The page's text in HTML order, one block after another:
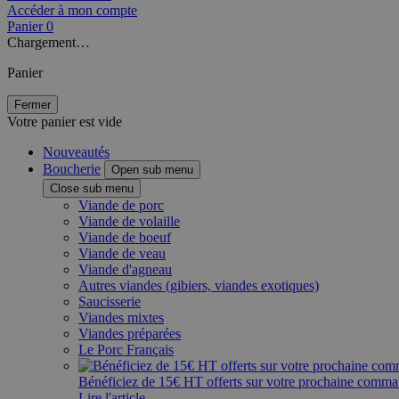
Accéder à mon compte
Panier 0
Chargement…
Panier
Fermer
Votre panier est vide
Nouveautés
Boucherie
Open sub menu
Close sub menu
Viande de porc
Viande de volaille
Viande de boeuf
Viande de veau
Viande d'agneau
Autres viandes (gibiers, viandes exotiques)
Saucisserie
Viandes mixtes
Viandes préparées
Le Porc Français
Bénéficiez de 15€ HT offerts sur votre prochaine